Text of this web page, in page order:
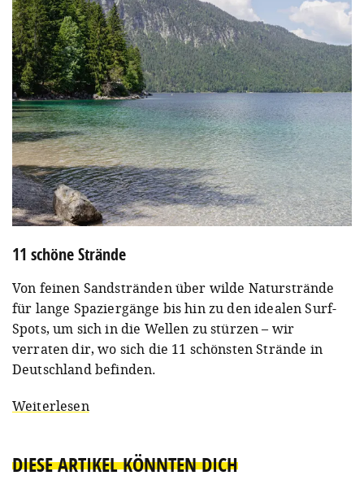
11 schöne Strände
Von feinen Sandstränden über wilde Naturstrände
für lange Spaziergänge bis hin zu den idealen Surf-
Spots, um sich in die Wellen zu stürzen – wir
verraten dir, wo sich die 11 schönsten Strände in
Deutschland befinden.
Weiterlesen
DIESE ARTIKEL KÖNNTEN DICH